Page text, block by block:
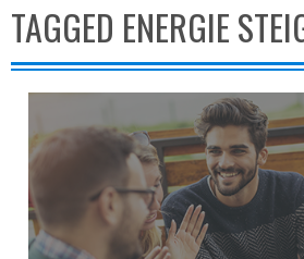
TAGGED ENERGIE